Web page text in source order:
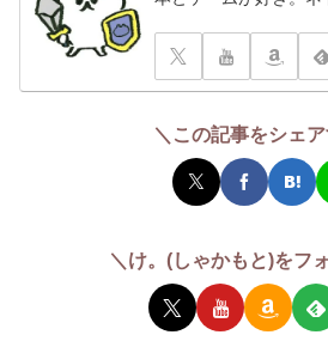
＼この記事をシェ
＼け。(しゃかもと)をフ